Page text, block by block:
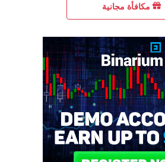
مكافأة مجانية